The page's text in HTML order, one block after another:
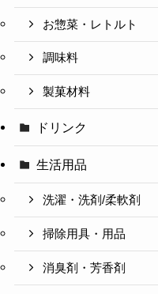
お惣菜・レトルト
調味料
製菓材料
ドリンク
生活用品
洗濯・洗剤/柔軟剤
掃除用具・用品
消臭剤・芳香剤